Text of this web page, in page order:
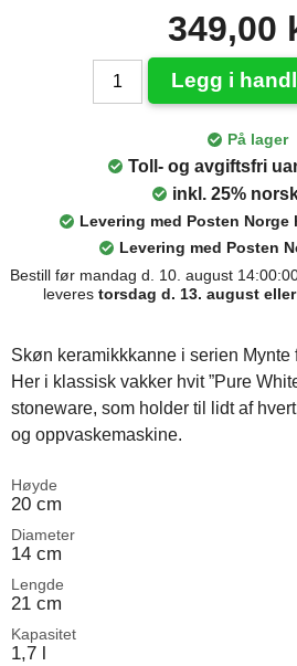
349,00
Legg i
På lager
Toll- og avgiftsfri
inkl. 25%
Levering med Posten Norge
Levering med Posten
Bestill før mandag d. 10. august
leveres torsdag d. 13. august
Skøn keramikkkanne i serien Mynte
Her i klassisk vakker hvit ”Pure
stoneware, som holder til lidt af
og oppvaskemaskine.
Høyde
20 cm
Diameter
14 cm
Lengde
21 cm
Kapasitet
1,7 l